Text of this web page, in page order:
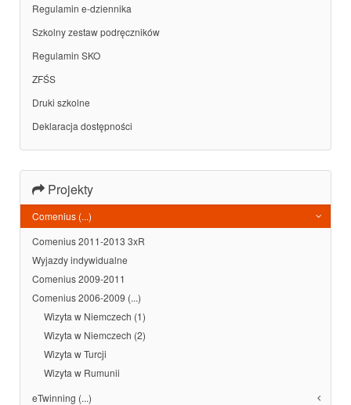
Regulamin e-dziennika
Szkolny zestaw podręczników
Regulamin SKO
ZFŚS
Druki szkolne
Deklaracja dostępności
Projekty
Comenius (...)
Comenius 2011-2013 3xR
Wyjazdy indywidualne
Comenius 2009-2011
Comenius 2006-2009 (...)
Wizyta w Niemczech (1)
Wizyta w Niemczech (2)
Wizyta w Turcji
Wizyta w Rumunii
eTwinning (...)